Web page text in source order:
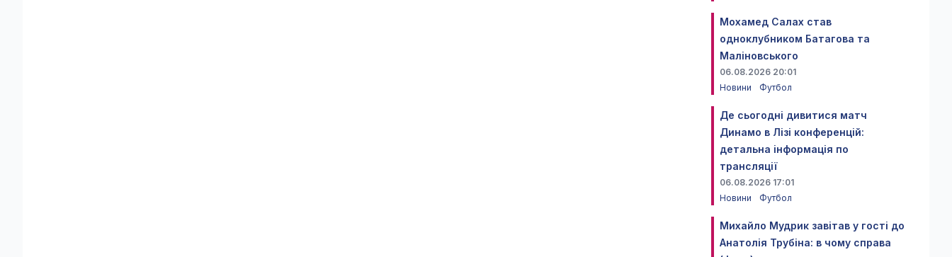
Мохамед Салах став
одноклубником Батагова та
Маліновського
06.08.2026 20:01
Новини
Футбол
Де сьогодні дивитися матч
Динамо в Лізі конференцій:
детальна інформація по
трансляції
06.08.2026 17:01
Новини
Футбол
Михайло Мудрик завітав у гості до
Анатолія Трубіна: в чому справа